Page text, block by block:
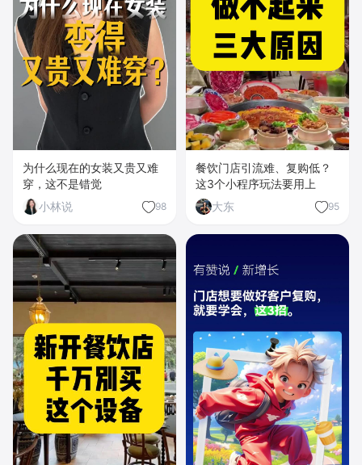
为什么现在的女装又贵又难
穿，这不是错觉
小林说
98
餐饮门店引流难、复购低？
这3个小程序玩法要用上
大东
95